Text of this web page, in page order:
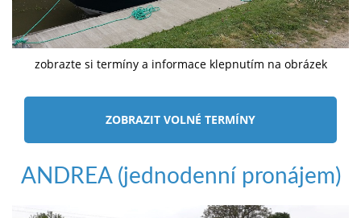
zobrazte si termíny a informace klepnutím na obrázek
ZOBRAZIT VOLNÉ TERMÍNY
ANDREA (jednodenní pronájem)